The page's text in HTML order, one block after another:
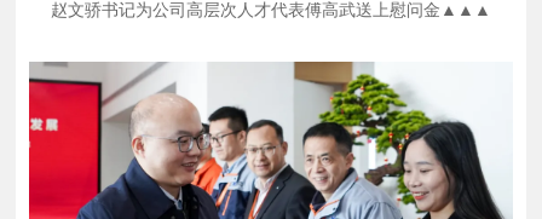
赵文骄书记为公司高层次人才代表傅高武送上慰问金▲ ▲ ▲